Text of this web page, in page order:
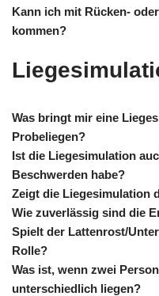
Kann ich mit Rücken-
kommen?
Was bringt mir eine
Probeliegen?
Ist die Liegesimulation
Beschwerden habe?
Zeigt die Liegesimulation
Wie zuverlässig sind die
Spielt der Lattenrost/
Rolle?
Was ist, wenn zwei
unterschiedlich liegen?